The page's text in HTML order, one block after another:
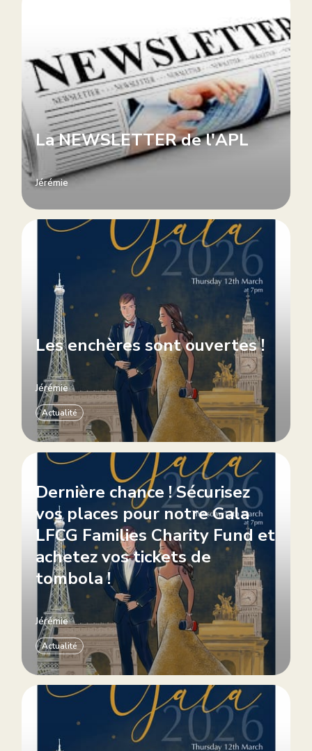
La NEWSLETTER de l'APL
Jérémie
Les enchères sont ouvertes !
Jérémie
Actualité
Dernière chance ! Sécurisez
vos places pour notre Gala
LFCG Families Charity Fund et
achetez vos tickets de
tombola !
Jérémie
Actualité